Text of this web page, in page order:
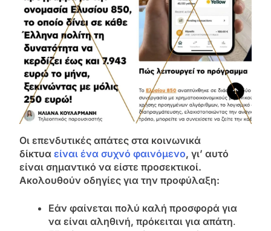
Οι επενδυτικές απάτες στα κοινωνικά
δίκτυα είναι ένα συχνό φαινόμενο, γι’ αυτό
είναι σημαντικό να είστε προσεκτικοί.
Ακολουθούν οδηγίες για την προφύλαξη:
Εάν φαίνεται πολύ καλή προσφορά για
να είναι αληθινή, πρόκειται για απάτη.